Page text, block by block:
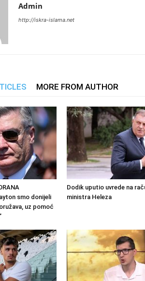
Admin
http://iskra-islama.net
MORE FROM AUTHOR
smo donijeli
uz pomoć
Dodik uputio uvrede na
ministra Heleza